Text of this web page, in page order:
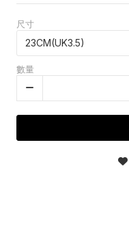
尺寸
數量